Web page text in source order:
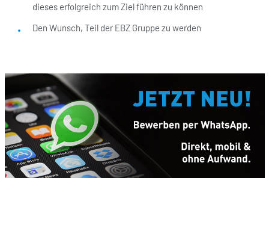
dieses erfolgreich zum Ziel führen zu können
Den Wunsch, Teil der EBZ Gruppe zu werden